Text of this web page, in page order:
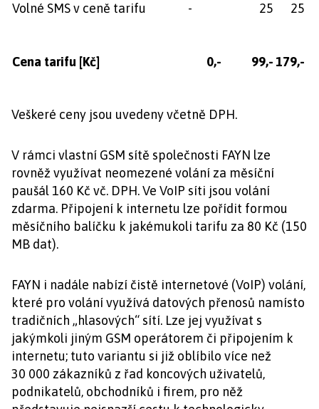
Volné SMS v ceně tarifu - 25 25
Cena tarifu [Kč] 0,- 99,- 179,-
Veškeré ceny jsou uvedeny včetně DPH.
V rámci vlastní GSM sítě společnosti FAYN lze
rovněž využívat neomezené volání za měsíční
paušál 160 Kč vč. DPH. Ve VoIP síti jsou volání
zdarma. Připojení k internetu lze pořídit formou
měsíčního balíčku k jakémukoli tarifu za 80 Kč (150
MB dat).
FAYN i nadále nabízí čistě internetové (VoIP) volání,
které pro volání využívá datových přenosů namísto
tradičních „hlasových“ sítí. Lze jej využívat s
jakýmkoli jiným GSM operátorem či připojením k
internetu; tuto variantu si již oblíbilo více než
30 000 zákazníků z řad koncových uživatelů,
podnikatelů, obchodníků i firem, pro něž